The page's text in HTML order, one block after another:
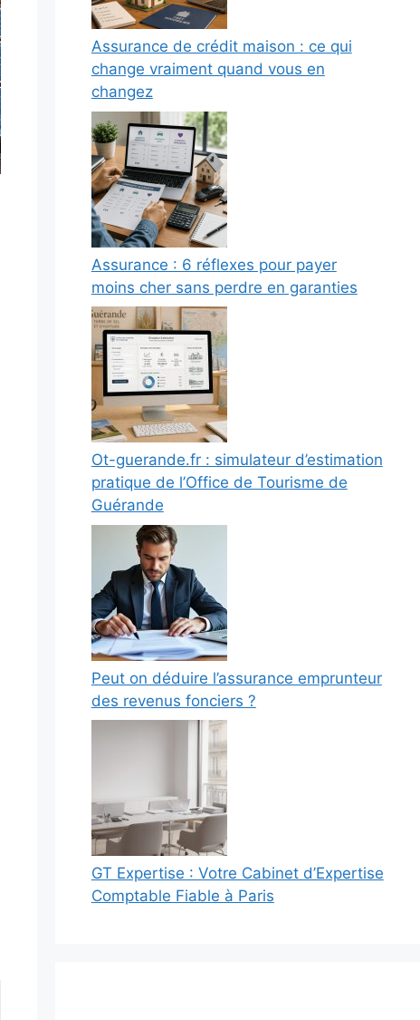
Assurance de crédit maison : ce qui
change vraiment quand vous en
changez
Assurance : 6 réflexes pour payer
moins cher sans perdre en garanties
Ot-guerande.fr : simulateur d’estimation
pratique de l’Office de Tourisme de
Guérande
Peut on déduire l’assurance emprunteur
des revenus fonciers ?
GT Expertise : Votre Cabinet d’Expertise
Comptable Fiable à Paris